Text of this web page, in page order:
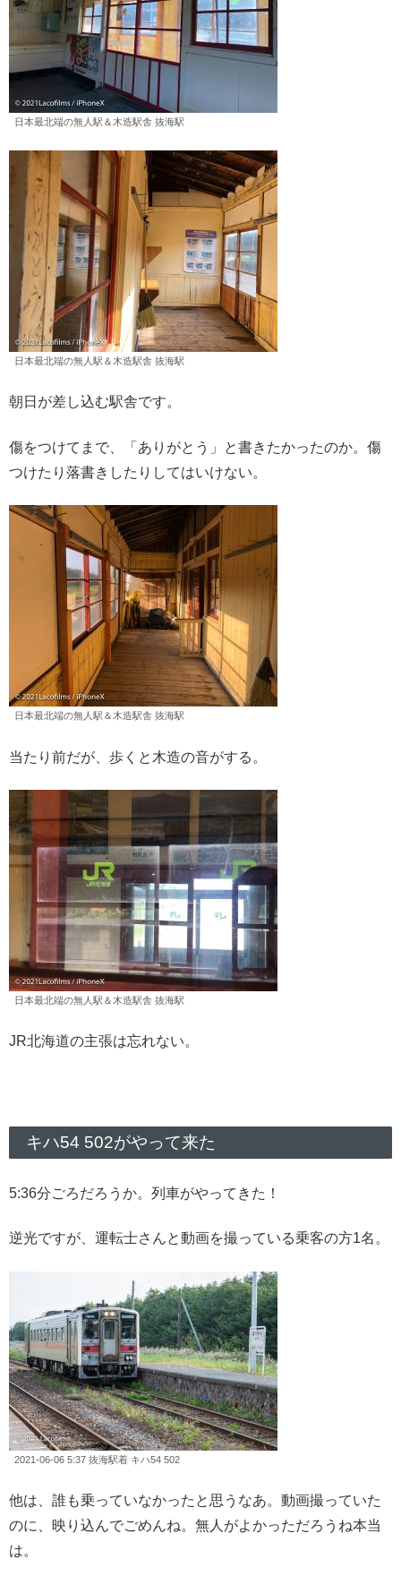
日本最北端の無人駅＆木造駅舎 抜海駅
日本最北端の無人駅＆木造駅舎 抜海駅
朝日が差し込む駅舎です。
傷をつけてまで、「ありがとう」と書きたかったのか。傷
つけたり落書きしたりしてはいけない。
日本最北端の無人駅＆木造駅舎 抜海駅
当たり前だが、歩くと木造の音がする。
日本最北端の無人駅＆木造駅舎 抜海駅
JR北海道の主張は忘れない。
キハ54 502がやって来た
5:36分ごろだろうか。列車がやってきた！
逆光ですが、運転士さんと動画を撮っている乗客の方1名。
2021-06-06 5:37 抜海駅着 キハ54 502
他は、誰も乗っていなかったと思うなあ。動画撮っていた
のに、映り込んでごめんね。無人がよかっただろうね本当
は。